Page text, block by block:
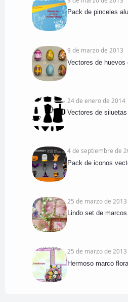
Pack de pinceles
9 de marzo de 2013
Vectores de huevos
24 de enero de 2014
Vectores de
4 de septiembre de
Pack de iconos
25 de marzo de 2013
Lindo set de
25 de marzo de 2013
Hermoso marco